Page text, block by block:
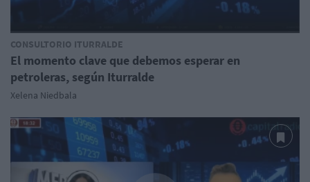
CONSULTORIO ITURRALDE
El momento clave que debemos esperar en
petroleras, según Iturralde
Xelena Niedbala